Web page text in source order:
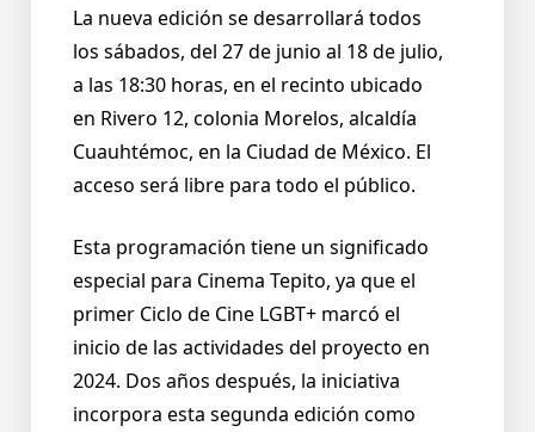
La nueva edición se desarrollará todos
los sábados, del 27 de junio al 18 de julio,
a las 18:30 horas, en el recinto ubicado
en Rivero 12, colonia Morelos, alcaldía
Cuauhtémoc, en la Ciudad de México. El
acceso será libre para todo el público.
Esta programación tiene un significado
especial para Cinema Tepito, ya que el
primer Ciclo de Cine LGBT+ marcó el
inicio de las actividades del proyecto en
2024. Dos años después, la iniciativa
incorpora esta segunda edición como